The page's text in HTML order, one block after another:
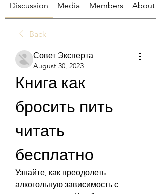
Discussion Media Members About
Back
Совет Эксперта
August 30, 2023
Книга как
бросить пить
читать
бесплатно
Узнайте, как преодолеть
алкогольную зависимость с